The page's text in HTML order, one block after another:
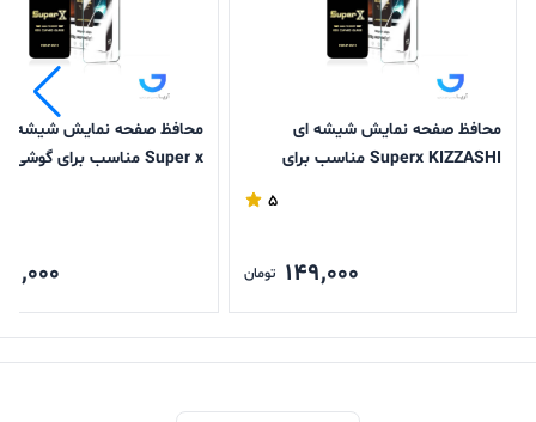
محافظ صفحه نمایش شیشه ای
Superx KIZZASHI مناسب برای
5
149,000 تومان
محافظ صفحه نمایش شیشه
Super x مناسب برای گوشی